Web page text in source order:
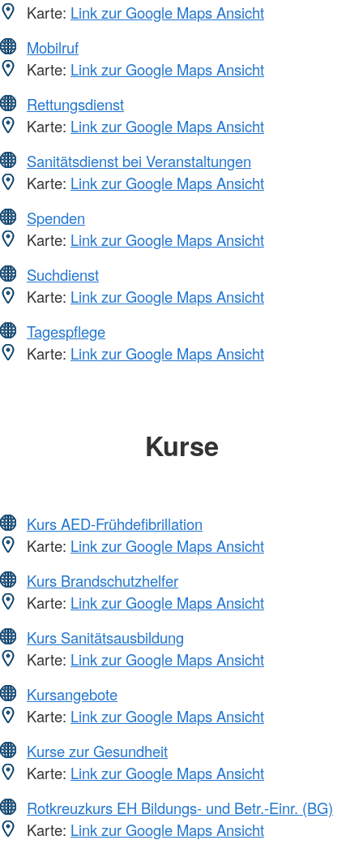
Karte: Link zur Google Maps Ansicht
Mobilruf
Karte: Link zur Google Maps Ansicht
Rettungsdienst
Karte: Link zur Google Maps Ansicht
Sanitätsdienst bei Veranstaltungen
Karte: Link zur Google Maps Ansicht
Spenden
Karte: Link zur Google Maps Ansicht
Suchdienst
Karte: Link zur Google Maps Ansicht
Tagespflege
Karte: Link zur Google Maps Ansicht
Kurse
Kurs AED-Frühdefibrillation
Karte: Link zur Google Maps Ansicht
Kurs Brandschutzhelfer
Karte: Link zur Google Maps Ansicht
Kurs Sanitätsausbildung
Karte: Link zur Google Maps Ansicht
Kursangebote
Karte: Link zur Google Maps Ansicht
Kurse zur Gesundheit
Karte: Link zur Google Maps Ansicht
Rotkreuzkurs EH Bildungs- und Betr.-Einr. (BG)
Karte: Link zur Google Maps Ansicht